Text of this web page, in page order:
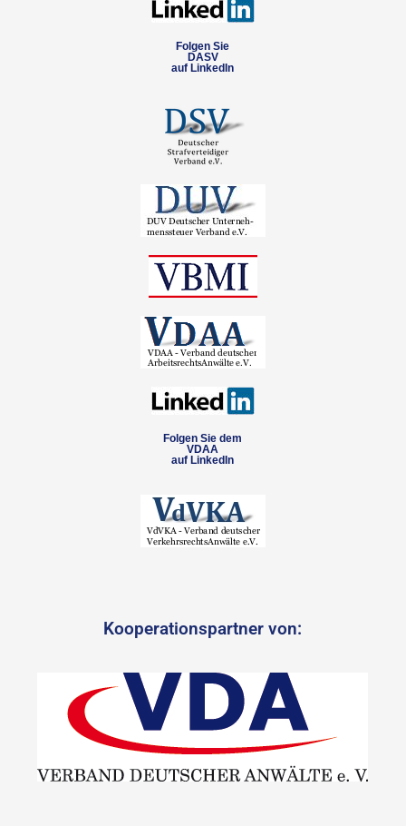
Folgen Sie
DASV
auf LinkedIn
Folgen Sie dem
VDAA
auf LinkedIn
Kooperationspartner von: